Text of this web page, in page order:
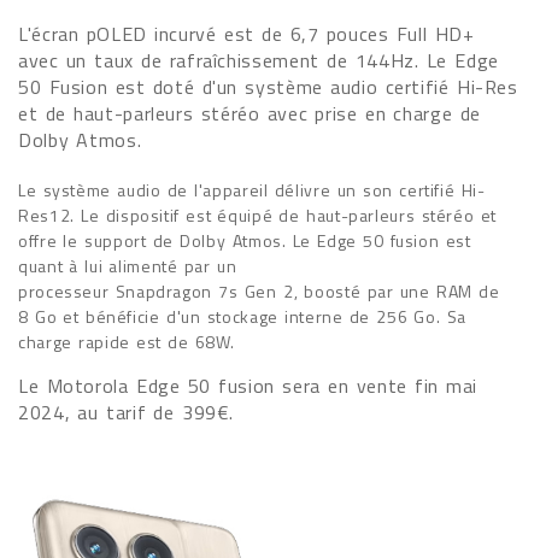
L'écran pOLED incurvé est de 6,7 pouces Full HD+
avec un taux de rafraîchissement de 144Hz. Le Edge
50 Fusion est doté d'un système audio certifié Hi-Res
et de haut-parleurs stéréo avec prise en charge de
Dolby Atmos.
Le système audio de l'appareil délivre un son certifié Hi-
Res12. Le dispositif est équipé de haut-parleurs stéréo et
offre le support de Dolby Atmos. Le Edge 50 fusion est
quant à lui alimenté par un
processeur Snapdragon 7s Gen 2, boosté par une RAM de
8 Go et bénéficie d'un stockage interne de 256 Go. Sa
charge rapide est de 68W.
Le Motorola Edge 50 fusion sera en vente fin mai
2024, au tarif de 399€.